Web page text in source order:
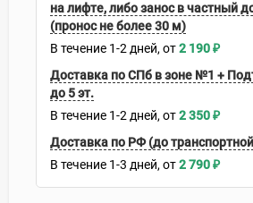
на лифте, либо занос в частный
(пронос не более 30 м)
В течение 1-2 дней 2 190₽
Доставка по СПб в зоне №1 +
до 5 эт.
В течение 1-2 дней 2 350₽
Доставка по РФ (до
В течение 1-3 дней 2 790₽